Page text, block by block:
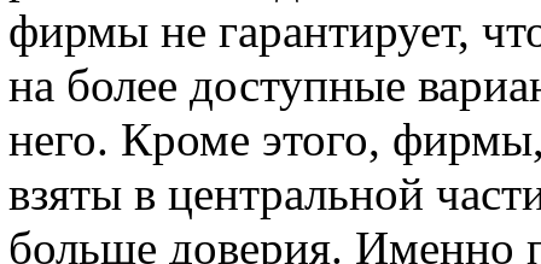
фирмы не гарантирует,
на более доступные
него. Кроме этого,
взяты в центральной
больше доверия. Именно